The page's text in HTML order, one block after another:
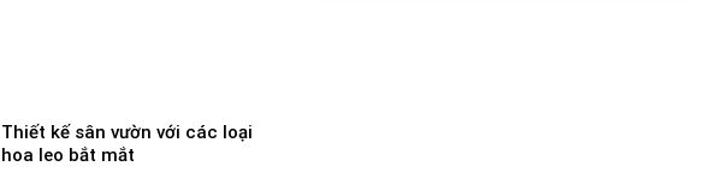
Thiết kế sân vườn với các loại
hoa leo bắt mắt